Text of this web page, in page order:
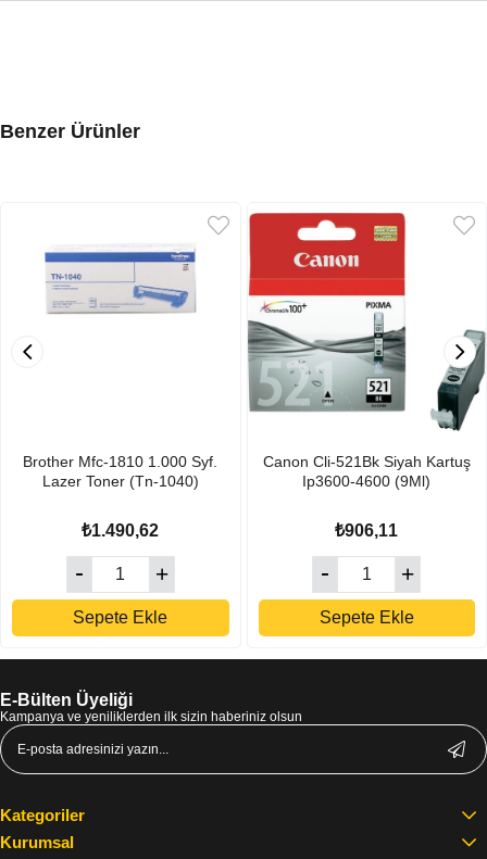
Benzer Ürünler
Brother Mfc-1810 1.000 Syf.
Lazer Toner (Tn-1040)
₺1.490,62
Sepete Ekle
Canon Cli-521Bk Siyah Kartuş
Ip3600-4600 (9Ml)
₺906,11
Sepete Ekle
E-Bülten Üyeliği
Kampanya ve yeniliklerden ilk sizin haberiniz olsun
Kategoriler
Kurumsal